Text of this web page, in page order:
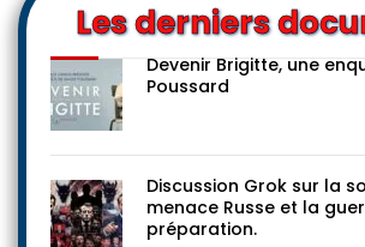
Les derniers
Devenir Brigitte, une
Poussard
Discussion Grok sur la
menace Russe et la
préparation.